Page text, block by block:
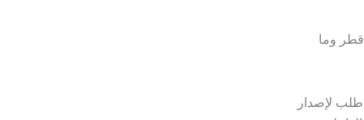
قطر وما
طلب لإصدار